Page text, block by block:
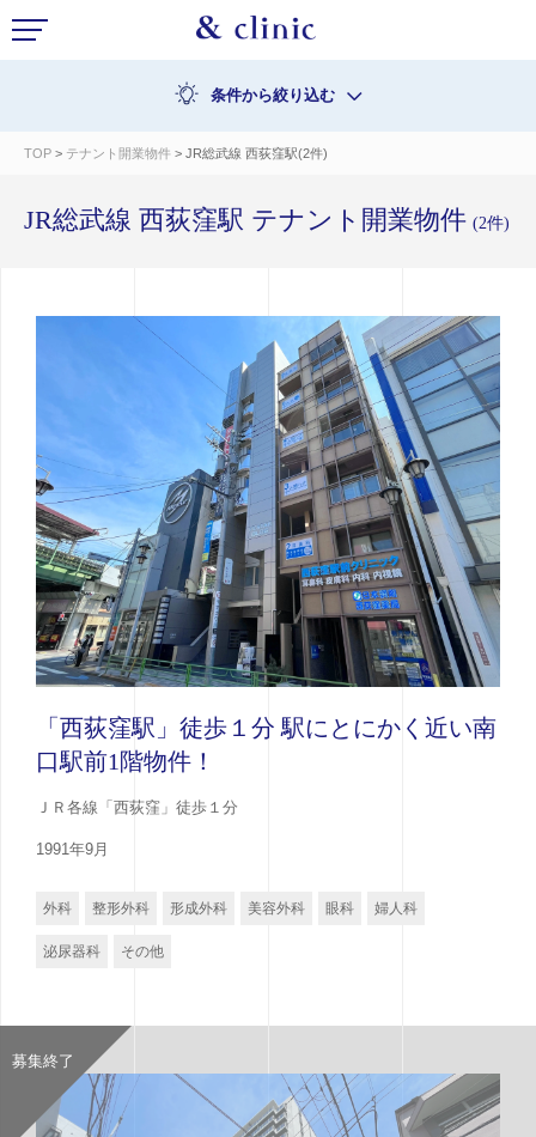
条件から絞り込む
TOP > テナント開業物件 > JR総武線 西荻窪駅(2件)
JR総武線 西荻窪駅 テナント開業物件 (2件)
「西荻窪駅」徒歩１分 駅にとにかく近い南
口駅前1階物件！
ＪＲ各線「西荻窪」徒歩１分
1991年9月
外科 整形外科 形成外科 美容外科 眼科 婦人科
泌尿器科 その他
募集終了